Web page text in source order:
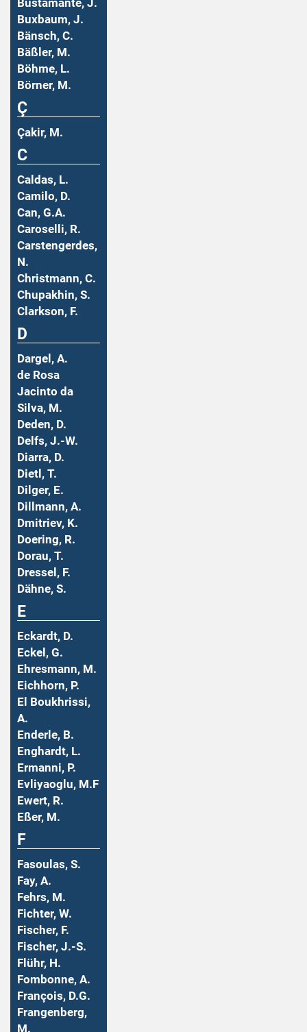
Bustamante, J.
Buxbaum, J.
Bänsch, C.
Bäßler, M.
Böhme, L.
Börner, M.
Ç
Çakir, M.
C
Caldas, L.
Camilo, D.
Can, G.A.
Caroselli, R.
Carstengerdes,
N.
Christmann, C.
Chupakhin, S.
Clarkson, F.
D
Dargel, A.
de Rosa
Jacinto da
Silva, M.
Deden, D.
Delfs, J.-W.
Diarra, D.
Dietl, T.
Dilger, E.
Dillmann, A.
Dmitriev, K.
Doering, R.
Dorau, T.
Dressel, F.
Dähne, S.
E
Eckardt, D.
Eckel, G.
Ehresmann, M.
Eichhorn, P.
El Boukhrissi,
A.
Enderle, B.
Enghardt, L.
Ermanni, P.
Evliyaoglu, M.F
Ewert, R.
Eßer, M.
F
Fasoulas, S.
Fay, A.
Fehrs, M.
Fichter, W.
Fischer, F.
Fischer, J.-S.
Flühr, H.
Fombonne, A.
François, D.G.
Frangenberg,
M.